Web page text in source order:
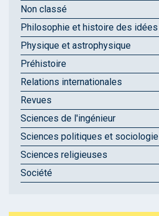
Non classé
Philosophie et histoire des idées
Physique et astrophysique
Préhistoire
Relations internationales
Revues
Sciences de l'ingénieur
Sciences politiques et sociologie
Sciences religieuses
Société